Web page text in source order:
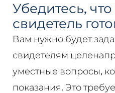
Убедитесь,
свидетель
Вам нужно будет
свидетелям
уместные вопросы,
показания. Это